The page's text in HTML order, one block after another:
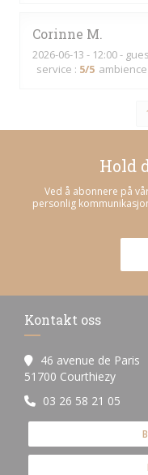
Corinne M
2026-06-13 - 12:00 -
service : 5/5 ambience
Hold
Ved å abonnere på
personlig
Kontakt oss
46 avenue de Paris
51700 Courthiezy
03 26 58 21 05